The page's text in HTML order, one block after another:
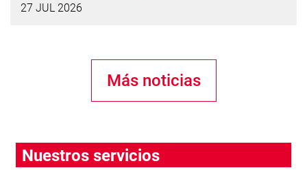
27 JUL 2026
Más noticias
Nuestros servicios